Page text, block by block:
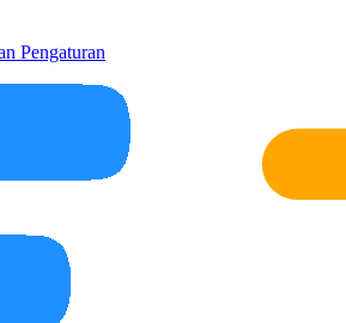
Pengaturan